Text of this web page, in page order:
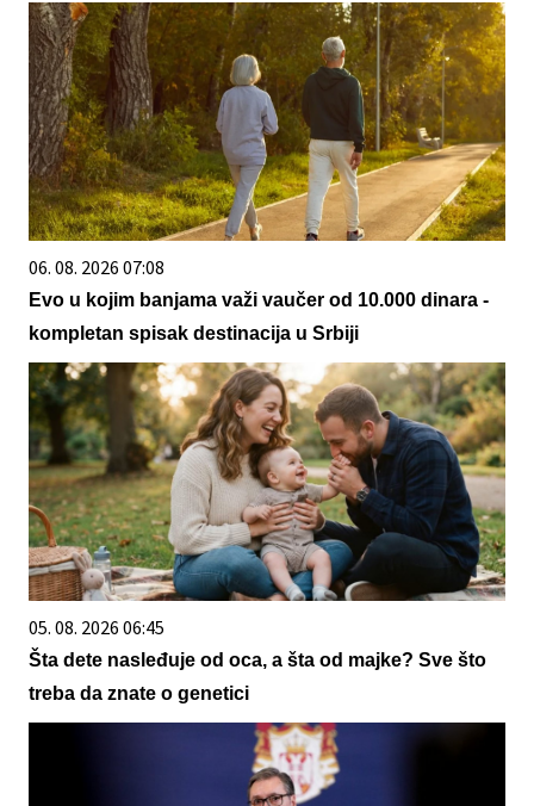
06. 08. 2026 07:08
Evo u kojim banjama važi vaučer od 10.000 dinara -
kompletan spisak destinacija u Srbiji
05. 08. 2026 06:45
Šta dete nasleđuje od oca, a šta od majke? Sve što
treba da znate o genetici